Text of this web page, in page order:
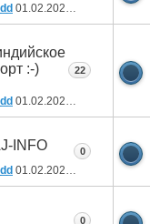
01.02.2026
:-)
01.02.2026 04:50
22
INFO
01.02.2026 04:45
0
0